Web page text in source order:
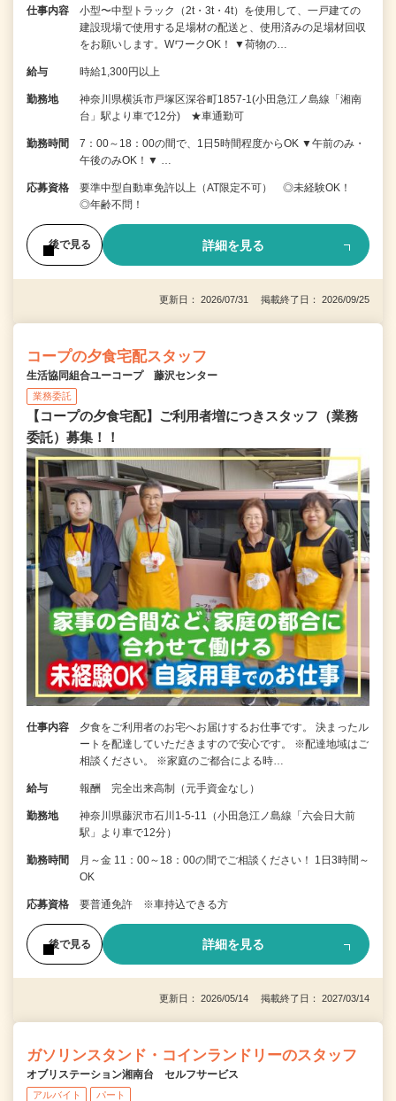
仕事内容
小型〜中型トラック（2t・3t・4t）を使用して、一戸建ての
建設現場で使用する足場材の配送と、使用済みの足場材回収
をお願いします。WワークOK！ ▼荷物の…
給与 時給1,300円以上
勤務地
神奈川県横浜市戸塚区深谷町1857-1(小田急江ノ島線「湘南
台」駅より車で12分) ★車通勤可
勤務時間
7：00～18：00の間で、1日5時間程度からOK ▼午前のみ・
午後のみOK！▼ …
応募資格
要準中型自動車免許以上（AT限定不可） ◎未経験OK！
◎年齢不問！
後で見る 詳細を見る
更新日： 2026/07/31 掲載終了日： 2026/09/25
コープの夕食宅配スタッフ
生活協同組合ユーコープ 藤沢センター
業務委託
【コープの夕食宅配】ご利用者増につきスタッフ（業務
委託）募集！！
仕事内容
夕食をご利用者のお宅へお届けするお仕事です。 決まったル
ートを配達していただきますので安心です。 ※配達地域はご
相談ください。 ※家庭のご都合による時…
給与 報酬 完全出来高制（元手資金なし）
勤務地
神奈川県藤沢市石川1-5-11（小田急江ノ島線「六会日大前
駅」より車で12分）
勤務時間
月～金 11：00～18：00の間でご相談ください！ 1日3時間～
OK
応募資格 要普通免許 ※車持込できる方
後で見る 詳細を見る
更新日： 2026/05/14 掲載終了日： 2027/03/14
ガソリンスタンド・コインランドリーのスタッフ
オブリステーション湘南台 セルフサービス
アルバイト パート